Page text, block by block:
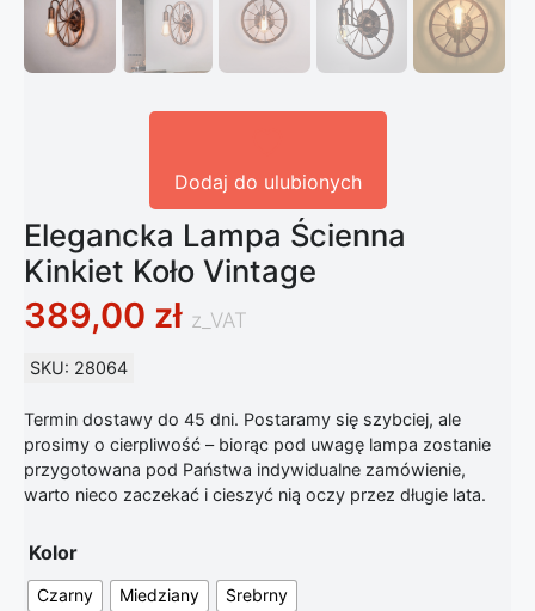
Dodaj do ulubionych
Elegancka Lampa Ścienna
Kinkiet Koło Vintage
389,00 zł z_VAT
SKU: 28064
Termin dostawy do 45 dni. Postaramy się szybciej, ale
prosimy o cierpliwość – biorąc pod uwagę lampa zostanie
przygotowana pod Państwa indywidualne zamówienie,
warto nieco zaczekać i cieszyć nią oczy przez długie lata.
Kolor
Czarny Miedziany Srebrny